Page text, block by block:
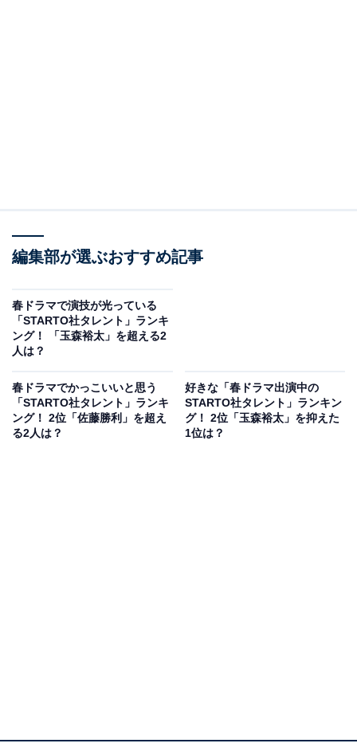
2位は、日曜劇場『GIFT』（TBS系）でした。堤真一さ
パラスポーツである車いすラグビーを舞台としたドラマ
で、玉森さんは音楽事務所で作曲家のマネージャーを担
当する坂本昊を演じています。音大を卒業するも周囲と
の才能の差を感じ、満たされない日々を送っているキャ
ラクターです。
『GIFT』に関する商品をAmazonで見る
編集部が選ぶおすすめ記事
春ドラマで演技が光っている
「STARTO社タレント」ランキ
ング！ 「玉森裕太」を超える2
人は？
春ドラマでかっこいいと思う
「STARTO社タレント」ランキ
ング！ 2位「佐藤勝利」を超え
る2人は？
好きな「春ドラマ出演中の
STARTO社タレント」ランキン
グ！ 2位「玉森裕太」を抑えた
1位は？